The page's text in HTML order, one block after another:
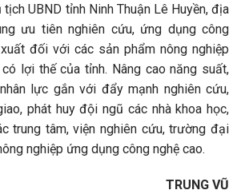
UBND tỉnh Ninh Thuận Lê Huyền, địa
ưu tiên nghiên cứu, ứng dụng công
đối với các sản phẩm nông nghiệp
lợi thế của tỉnh. Nâng cao năng suất,
lực gắn với đẩy mạnh nghiên cứu,
phát huy đội ngũ các nhà khoa học,
trung tâm, viện nghiên cứu, trường đại
nghiệp ứng dụng công nghệ cao.
TRUNG VŨ